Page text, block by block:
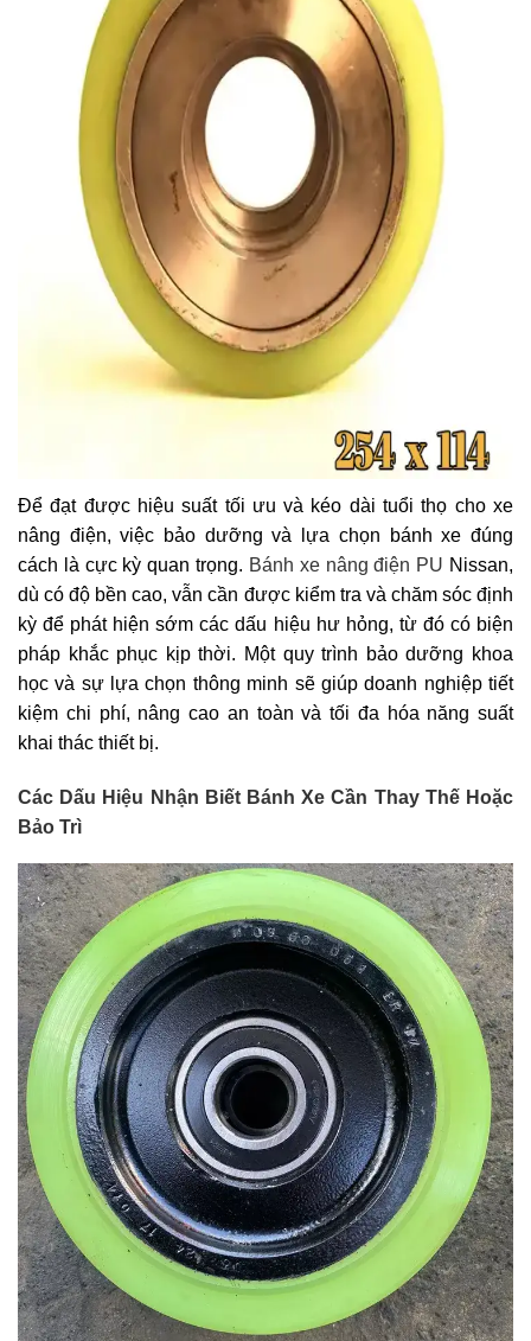
Để đạt được hiệu suất tối ưu và kéo dài tuổi thọ cho xe
nâng điện, việc bảo dưỡng và lựa chọn bánh xe đúng
cách là cực kỳ quan trọng. Bánh xe nâng điện PU Nissan,
dù có độ bền cao, vẫn cần được kiểm tra và chăm sóc định
kỳ để phát hiện sớm các dấu hiệu hư hỏng, từ đó có biện
pháp khắc phục kịp thời. Một quy trình bảo dưỡng khoa
học và sự lựa chọn thông minh sẽ giúp doanh nghiệp tiết
kiệm chi phí, nâng cao an toàn và tối đa hóa năng suất
khai thác thiết bị.
Các Dấu Hiệu Nhận Biết Bánh Xe Cần Thay Thế Hoặc
Bảo Trì